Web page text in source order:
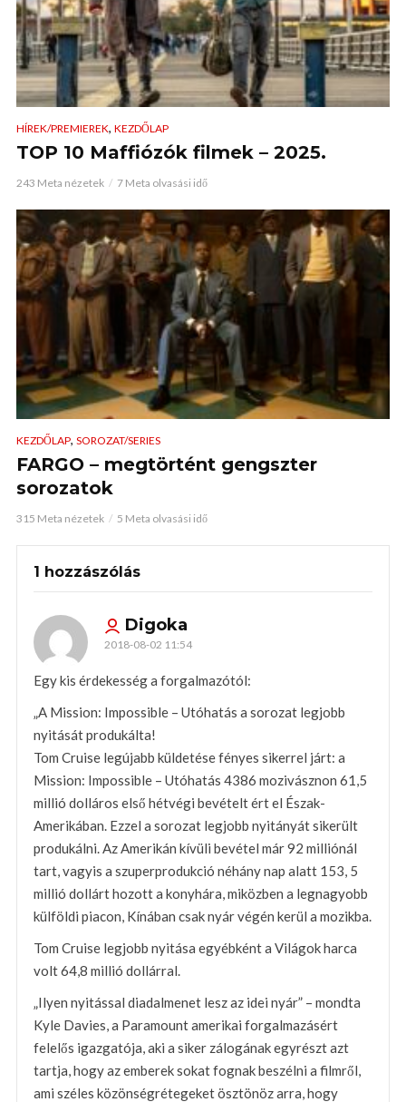
HÍREK/PREMIEREK, KEZDŐLAP
TOP 10 Maffiózók filmek – 2025.
243 Meta nézetek 7 Meta olvasási idő
KEZDŐLAP, SOROZAT/SERIES
FARGO – megtörtént gengszter
sorozatok
315 Meta nézetek 5 Meta olvasási idő
1 hozzászólás
Digoka
2018-08-02 11:54
Egy kis érdekesség a forgalmazótól:
„A Mission: Impossible – Utóhatás a sorozat legjobb
nyitását produkálta!
Tom Cruise legújabb küldetése fényes sikerrel járt: a
Mission: Impossible – Utóhatás 4386 mozivásznon 61,5
millió dolláros első hétvégi bevételt ért el Észak-
Amerikában. Ezzel a sorozat legjobb nyitányát sikerült
produkálni. Az Amerikán kívüli bevétel már 92 milliónál
tart, vagyis a szuperprodukció néhány nap alatt 153, 5
millió dollárt hozott a konyhára, miközben a legnagyobb
külföldi piacon, Kínában csak nyár végén kerül a mozikba.
Tom Cruise legjobb nyitása egyébként a Világok harca
volt 64,8 millió dollárral.
„Ilyen nyitással diadalmenet lesz az idei nyár” – mondta
Kyle Davies, a Paramount amerikai forgalmazásért
felelős igazgatója, aki a siker zálogának egyrészt azt
tartja, hogy az emberek sokat fognak beszélni a filmről,
ami széles közönségrétegeket ösztönöz arra, hogy